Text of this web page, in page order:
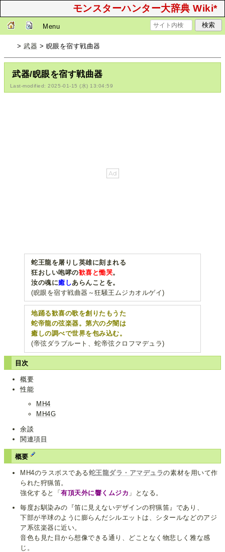
モンスターハンター大辞典 Wiki*
Menu
>武器 > 睨眼を宿す戦曲器
武器/睨眼を宿す戦曲器
Last-modified: 2025-01-15 (水) 13:04:59
蛇王龍を屠りし英雄に刻まれる
狂おしい咆哮の歓喜と慟哭。
汝の魂に癒しあらんことを。
(睨眼を宿す戦曲器～狂騒王ムジカオルゲイ)
地踊る歓喜の歌を創りたもうた
蛇帝龍の弦楽器。第六の夕闇は
癒しの調べで世界を包み込む。
(帝弦ダラブルート、蛇帝弦クロフマデュラ)
目次
概要
性能
MH4
MH4G
余談
関連項目
概要
MH4のラスボスである蛇王龍ダラ・アマデュラの素材を用いて作
られた狩猟笛。
強化すると「有頂天外に響くムジカ 」となる。
毎度お馴染みの『笛に見えないデザインの狩猟笛』であり、
下部が半球のように膨らんだシルエットは、シタールなどのアジ
ア系弦楽器に近い。
音色も見た目から想像できる通り、どことなく物悲しく雅な感
じ。